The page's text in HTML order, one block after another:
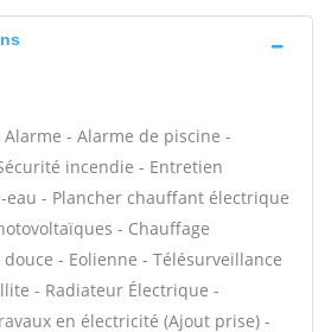
- Alarme de piscine -
incendie - Entretien
eau - Plancher chauffant électrique
- Chauffage
- Eolienne - Télésurveillance
- Radiateur Électrique -
en électricité (Ajout prise) -